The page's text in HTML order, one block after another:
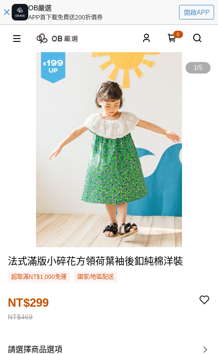
OB嚴選
APP首下載免費送200折價券
開啟APP
0
1/5
法式滿版小碎花方領荷葉袖後釦純棉洋裝
超取滿NT$1,000免運 國家/地區配送
NT$469
NT$299
請選擇商品選項